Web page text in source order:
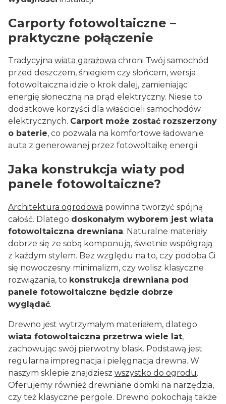
Carporty fotowoltaiczne –
praktyczne połączenie
Tradycyjna wiata garażowa chroni Twój samochód
przed deszczem, śniegiem czy słońcem, wersja
fotowoltaiczna idzie o krok dalej, zamieniając
energię słoneczną na prąd elektryczny. Niesie to
dodatkowe korzyści dla właścicieli samochodów
elektrycznych. Carport może zostać rozszerzony
o baterie, co pozwala na komfortowe ładowanie
auta z generowanej przez fotowoltaikę energii.
Jaka konstrukcja wiaty pod
panele fotowoltaiczne?
Architektura ogrodowa powinna tworzyć spójną
całość. Dlatego doskonałym wyborem jest wiata
fotowoltaiczna drewniana. Naturalne materiały
dobrze się ze sobą komponują, świetnie współgrają
z każdym stylem. Bez względu na to, czy podoba Ci
się nowoczesny minimalizm, czy wolisz klasyczne
rozwiązania, to konstrukcja drewniana pod
panele fotowoltaiczne będzie dobrze
wyglądać.
Drewno jest wytrzymałym materiałem, dlatego
wiata fotowoltaiczna przetrwa wiele lat,
zachowując swój pierwotny blask. Podstawą jest
regularna impregnacja i pielęgnacja drewna. W
naszym sklepie znajdziesz wszystko do ogrodu.
Oferujemy również drewniane domki na narzędzia,
czy też klasyczne pergole. Drewno pokochają także